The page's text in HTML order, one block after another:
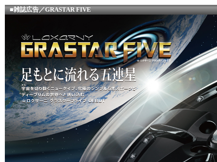
■雑誌広告／GRASTAR FIVE